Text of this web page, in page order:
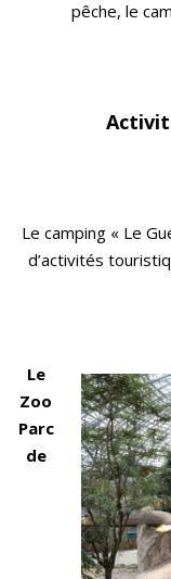
pêche, le
Le camping « Le
d’activités
Le
Zoo
Parc
de